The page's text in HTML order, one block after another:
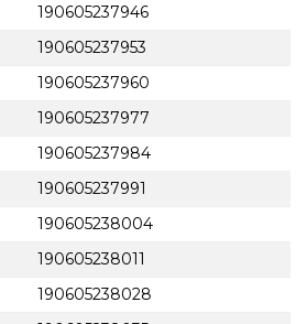
190605237946
190605237953
190605237960
190605237977
190605237984
190605237991
190605238004
190605238011
190605238028